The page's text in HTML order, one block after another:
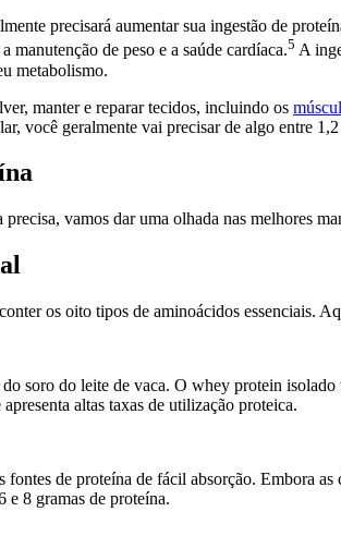
precisará aumentar sua ingestão de
manutenção de peso e a saúde cardíaca.5 A
metabolismo.
manter e reparar tecidos, incluindo os
você geralmente vai precisar de algo entre
vamos dar uma olhada nas melhores
os oito tipos de aminoácidos essenciais.
soro do leite de vaca. O whey protein
altas taxas de utilização proteica.
fontes de proteína de fácil absorção. Embora
e 8 gramas de proteína.